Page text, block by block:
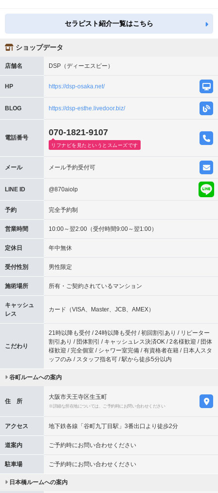
セラピスト紹介一覧はこちら
ショップデータ
店舗名 DSP（ディーエスピー）
HP https://dsp-osaka.net/
BLOG https://dsp-esthe.livedoor.biz/
電話番号
070-1821-9107
リフナビを見たというとスムーズです
メール メール予約受付可
LINE ID @870aiolp
予約 完全予約制
営業時間 10:00～翌2:00（受付時間9:00～翌1:00）
定休日 年中無休
受付性別 男性限定
施術場所 所有・ご契約されているマンション
キャッシュ
レス
カード（VISA、Master、JCB、AMEX）
こだわり
21時以降も受付 / 24時以降も受付 / 初回割引あり / リピーター
割引あり / 団体割引 / キャッシュレス決済OK / 2名様歓迎 / 団体
様歓迎 / 完全個室 / シャワー室完備 / 有資格者在籍 / 日本人スタ
ッフのみ / スタッフ指名可 / 駅から徒歩5分以内
谷町ルームへの案内
住 所
大阪市天王寺区生玉町
※詳細な所在地については、ご予約時にお問い合わせください
アクセス 地下鉄各線「谷町九丁目駅」3番出口より徒歩2分
道案内 ご予約時にお問い合わせください
駐車場 ご予約時にお問い合わせください
日本橋ルームへの案内